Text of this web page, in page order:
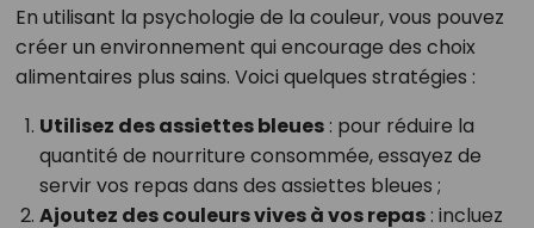
En utilisant la psychologie de la couleur, vous pouvez
créer un environnement qui encourage des choix
alimentaires plus sains. Voici quelques stratégies :
Utilisez des assiettes bleues: pour réduire la
quantité de nourriture consommée, essayez de
servir vos repas dans des assiettes bleues ;
Ajoutez des couleurs vives à vos repas: incluez